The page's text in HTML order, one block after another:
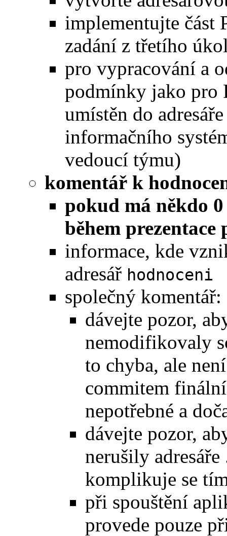
implementujte část
zadání z třetího
pro vypracování a
podmínky jako pro
umístěn do
informačního
vedoucí týmu)
komentář k
pokud má někdo
během
informace, kde
adresář hodnoceni
společný komentář:
dávejte pozor,
nemodifikovaly
to chyba, ale
commitem
nepotřebné a
dávejte pozor,
nerušily
komplikuje se
při spouštění
provede pouze